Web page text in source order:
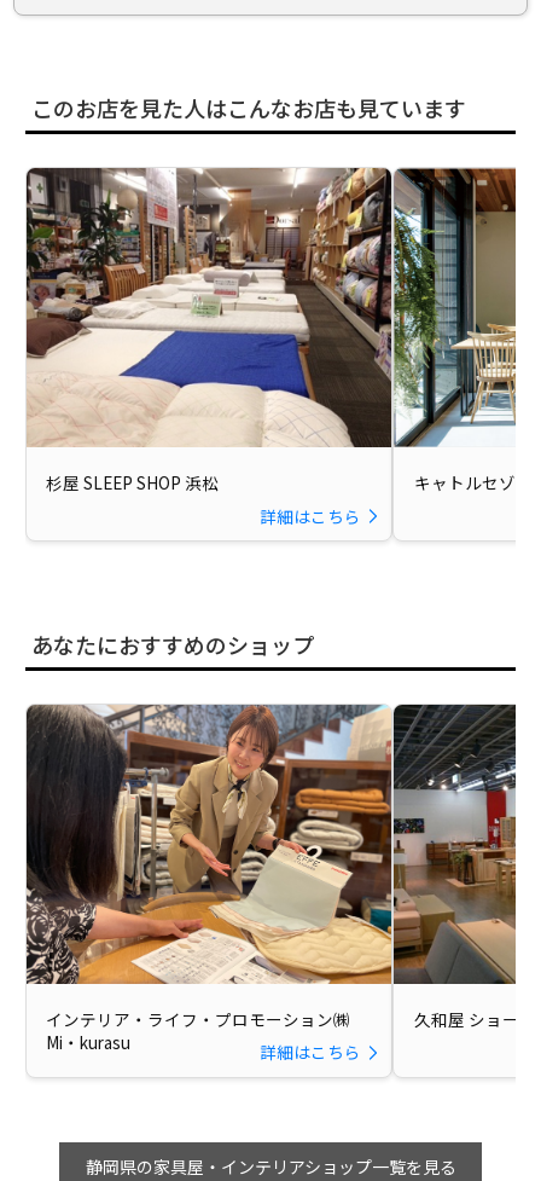
このお店を見た人はこんなお店も見ています
杉屋 SLEEP SHOP 浜松
詳細はこちら
キャトルセゾン
あなたにおすすめのショップ
インテリア・ライフ・プロモーション㈱
Mi・kurasu
詳細はこちら
久和屋 ショール
静岡県の家具屋・インテリアショップ一覧を見る